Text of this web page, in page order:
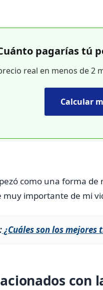
pagarías tú
real en menos de 2
Calcular
como una forma
importante de mi
¿Cuáles son los mejores
con